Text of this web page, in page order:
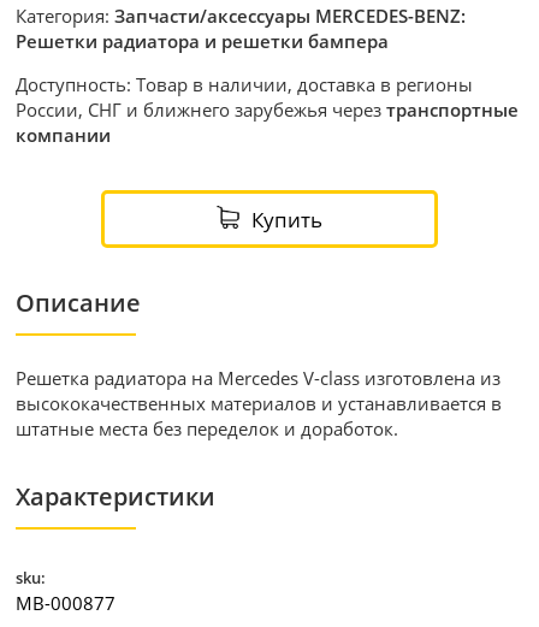
Категория:Запчасти/аксессуары MERCEDES-BENZ:
Решетки радиатора и решетки бампера
Доступность: Товар в наличии, доставка в регионы
России, СНГ и ближнего зарубежья черезтранспортные
компании
Купить
Описание
Решетка радиатора на Mercedes V-class изготовлена из
высококачественных материалов и устанавливается в
штатные места без переделок и доработок.
Характеристики
sku:
MB-000877